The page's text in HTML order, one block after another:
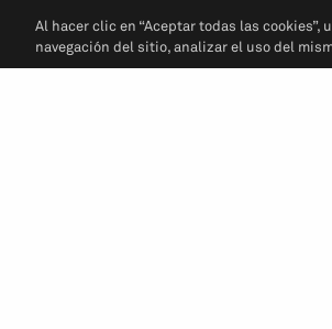
Al hacer clic en “Aceptar todas las
navegación del sitio, analizar el uso del